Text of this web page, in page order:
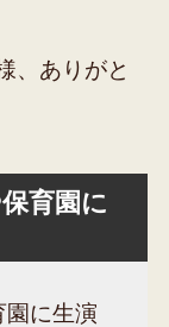
、ありがと
育園に
園に生演